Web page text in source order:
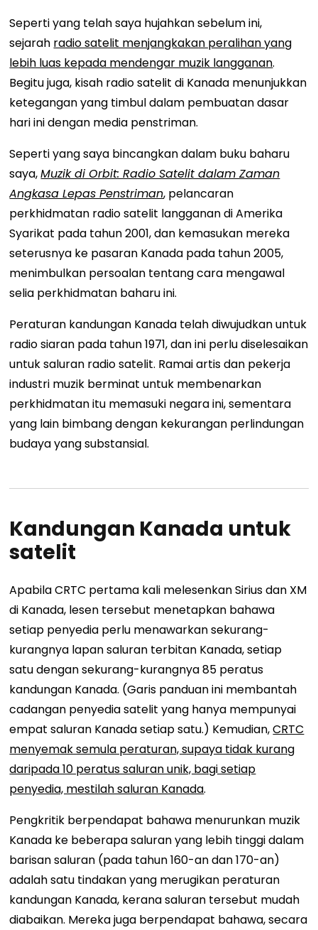
Seperti yang telah saya hujahkan sebelum ini,
sejarah radio satelit menjangkakan peralihan yang
lebih luas kepada mendengar muzik langganan.
Begitu juga, kisah radio satelit di Kanada menunjukkan
ketegangan yang timbul dalam pembuatan dasar
hari ini dengan media penstriman.
Seperti yang saya bincangkan dalam buku baharu
saya,Muzik di Orbit: Radio Satelit dalam Zaman
Angkasa Lepas Penstriman, pelancaran
perkhidmatan radio satelit langganan di Amerika
Syarikat pada tahun 2001, dan kemasukan mereka
seterusnya ke pasaran Kanada pada tahun 2005,
menimbulkan persoalan tentang cara mengawal
selia perkhidmatan baharu ini.
Peraturan kandungan Kanada telah diwujudkan untuk
radio siaran pada tahun 1971, dan ini perlu diselesaikan
untuk saluran radio satelit. Ramai artis dan pekerja
industri muzik berminat untuk membenarkan
perkhidmatan itu memasuki negara ini, sementara
yang lain bimbang dengan kekurangan perlindungan
budaya yang substansial.
Kandungan Kanada untuk
satelit
Apabila CRTC pertama kali melesenkan Sirius dan XM
di Kanada, lesen tersebut menetapkan bahawa
setiap penyedia perlu menawarkan sekurang-
kurangnya lapan saluran terbitan Kanada, setiap
satu dengan sekurang-kurangnya 85 peratus
kandungan Kanada. (Garis panduan ini membantah
cadangan penyedia satelit yang hanya mempunyai
empat saluran Kanada setiap satu.) Kemudian,CRTC
menyemak semula peraturan, supaya tidak kurang
daripada 10 peratus saluran unik, bagi setiap
penyedia, mestilah saluran Kanada.
Pengkritik berpendapat bahawa menurunkan muzik
Kanada ke beberapa saluran yang lebih tinggi dalam
barisan saluran (pada tahun 160-an dan 170-an)
adalah satu tindakan yang merugikan peraturan
kandungan Kanada, kerana saluran tersebut mudah
diabaikan. Mereka juga berpendapat bahawa, secara